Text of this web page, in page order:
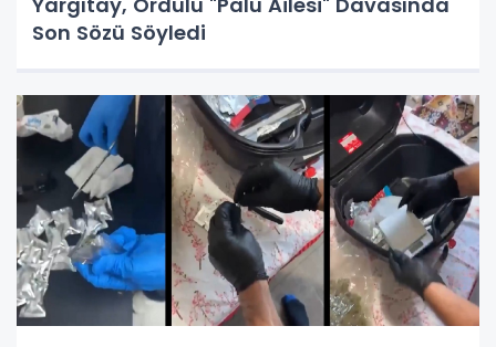
Son Sözü Söyledi